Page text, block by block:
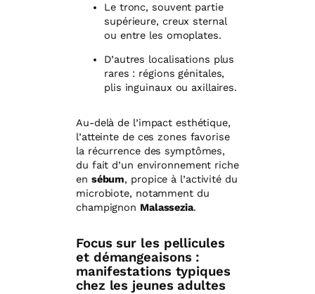
Le tronc, souvent partie
supérieure, creux sternal
ou entre les omoplates.
D’autres localisations plus
rares : régions génitales,
plis inguinaux ou axillaires.
Au-delà de l’impact esthétique,
l’atteinte de ces zones favorise
la récurrence des symptômes,
du fait d’un environnement riche
en sébum, propice à l’activité du
microbiote, notamment du
champignon Malassezia.
Focus sur les pellicules
et démangeaisons :
manifestations typiques
chez les jeunes adultes